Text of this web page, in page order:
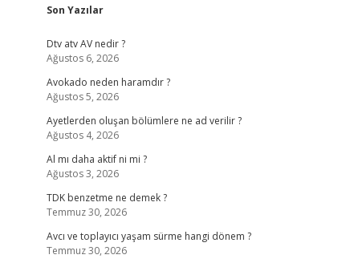
Sidebar
Son Yazılar
Dtv atv AV nedir ?
Ağustos 6, 2026
Avokado neden haramdır ?
Ağustos 5, 2026
Ayetlerden oluşan bölümlere ne ad verilir ?
Ağustos 4, 2026
Al mı daha aktif ni mi ?
Ağustos 3, 2026
TDK benzetme ne demek ?
Temmuz 30, 2026
Avcı ve toplayıcı yaşam sürme hangi dönem ?
Temmuz 30, 2026